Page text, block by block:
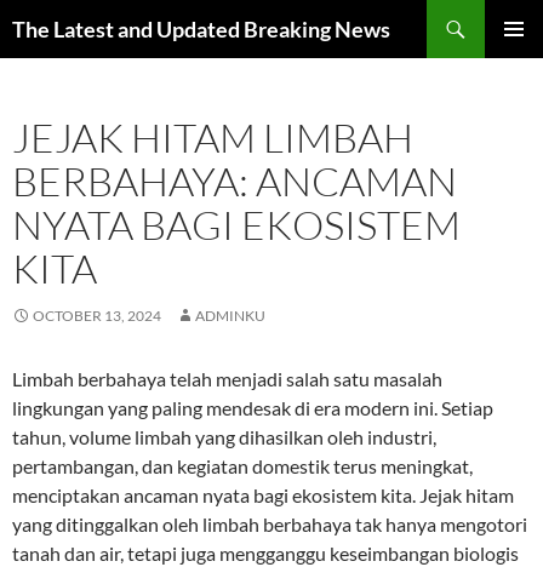
The Latest and Updated Breaking News
JEJAK HITAM LIMBAH
BERBAHAYA: ANCAMAN
NYATA BAGI EKOSISTEM
KITA
OCTOBER 13, 2024 ADMINKU
Limbah berbahaya telah menjadi salah satu masalah
lingkungan yang paling mendesak di era modern ini. Setiap
tahun, volume limbah yang dihasilkan oleh industri,
pertambangan, dan kegiatan domestik terus meningkat,
menciptakan ancaman nyata bagi ekosistem kita. Jejak hitam
yang ditinggalkan oleh limbah berbahaya tak hanya mengotori
tanah dan air, tetapi juga mengganggu keseimbangan biologis